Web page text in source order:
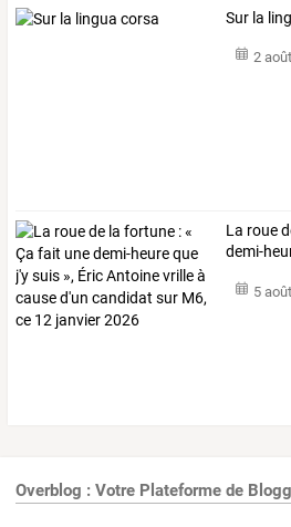
Sur la
2
La roue
demi-
5
Overblog : Votre Plateforme de